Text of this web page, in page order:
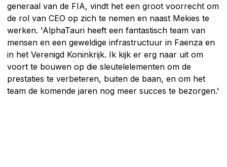
generaal van de FIA, vindt het een groot voorrecht om
de rol van CEO op zich te nemen en naast Mekies te
werken. 'AlphaTauri heeft een fantastisch team van
mensen en een geweldige infrastructuur in Faenza en
in het Verenigd Koninkrijk. Ik kijk er erg naar uit om
voort te bouwen op die sleutelelementen om de
prestaties te verbeteren, buiten de baan, en om het
team de komende jaren nog meer succes te bezorgen.'